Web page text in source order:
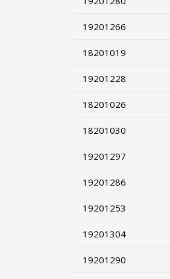
19201266
18201019
19201228
18201026
18201030
19201297
19201286
19201253
19201304
19201290